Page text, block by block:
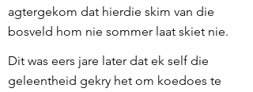
agtergekom dat hierdie skim van die
bosveld hom nie sommer laat skiet nie.
Dit was eers jare later dat ek self die
geleentheid gekry het om koedoes te